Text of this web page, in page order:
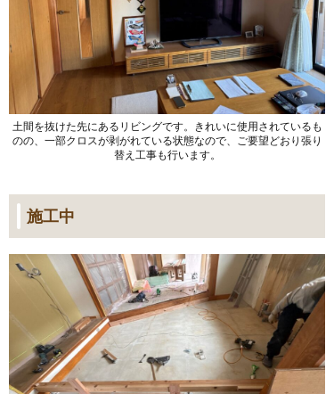
土間を抜けた先にあるリビングです。きれいに使用されているも
のの、一部クロスが剥がれている状態なので、ご要望どおり張り
替え工事も行います。
施工中